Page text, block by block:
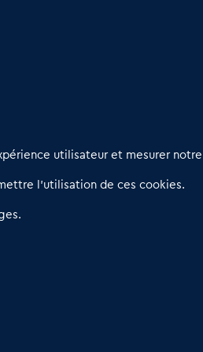
: Un partenariat au
utilisateur et mesurer
l’utilisation de ces cookies.